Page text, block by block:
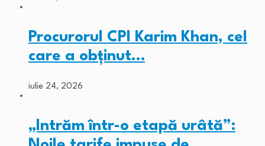
Procurorul CPI Karim Khan, cel
care a obținut…
iulie 24, 2026
„Intrăm într-o etapă urâtă”: